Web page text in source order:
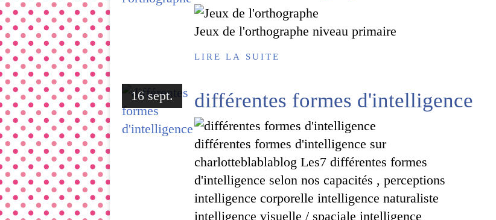
Jeux de l'orthographe niveau primaire
LIRE LA SUITE
16 sept. différentes formes d'intelligence
différentes formes d'intelligence sur
charlotteblablablog Les7 différentes formes
d'intelligence selon nos capacités , perceptions
intelligence corporelle intelligence naturaliste
intelligence visuelle / spaciale intelligence